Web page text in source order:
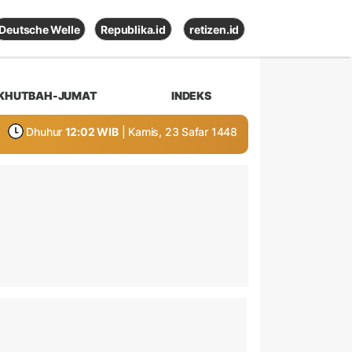
Deutsche Welle Republika.id retizen.id
JUMAT INDEKS
Dhuhur 12:02 WIB | Kamis, 23 Safar 1448